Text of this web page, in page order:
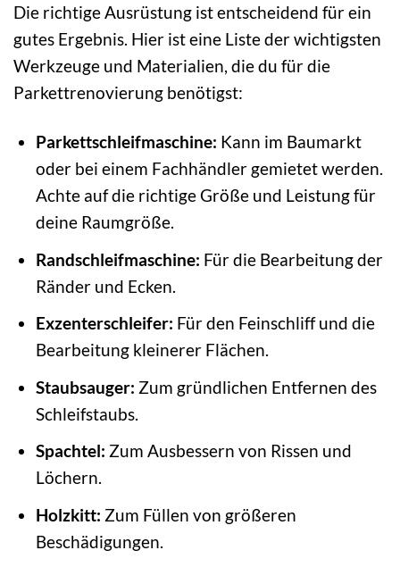
Die richtige Ausrüstung ist entscheidend für ein
gutes Ergebnis. Hier ist eine Liste der wichtigsten
Werkzeuge und Materialien, die du für die
Parkettrenovierung benötigst:
Parkettschleifmaschine: Kann im Baumarkt
oder bei einem Fachhändler gemietet werden.
Achte auf die richtige Größe und Leistung für
deine Raumgröße.
Randschleifmaschine: Für die Bearbeitung der
Ränder und Ecken.
Exzenterschleifer: Für den Feinschliff und die
Bearbeitung kleinerer Flächen.
Staubsauger: Zum gründlichen Entfernen des
Schleifstaubs.
Spachtel: Zum Ausbessern von Rissen und
Löchern.
Holzkitt: Zum Füllen von größeren
Beschädigungen.